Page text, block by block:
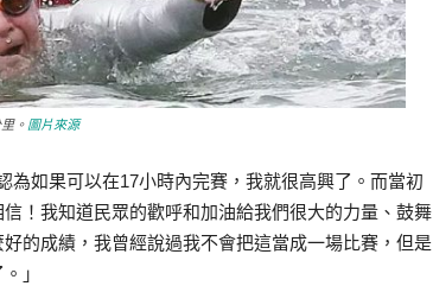
。 圖片來源
為如果可以在17小時內完賽，我就很高興了。而當初
！我知道民眾的歡呼和加油給我們很大的力量、鼓舞
的成績，我曾經說過我不會把這當成一場比賽，但是
」